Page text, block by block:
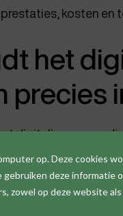
op. Deze cookies
deze informatie
zowel op deze website
kosten en
het
precies
digitaliseren van
omzetten
en onderhoud
mondelinge